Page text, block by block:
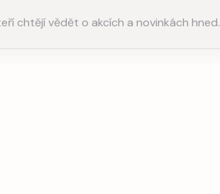
chtějí vědět o akcích a novinkách hned.